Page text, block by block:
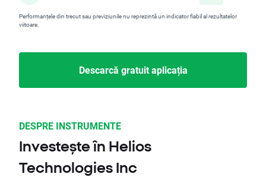
Performanțele din trecut sau previziunile nu reprezintă un indicator fiabil al rezultatelor
viitoare.
Descarcă gratuit aplicația
DESPRE INSTRUMENTE
Investește în Helios
Technologies Inc